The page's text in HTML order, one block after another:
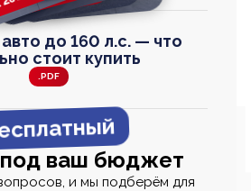
до 160 л.с. — что
стоит купить
.PDF
ваш бюджет
и мы подберём для